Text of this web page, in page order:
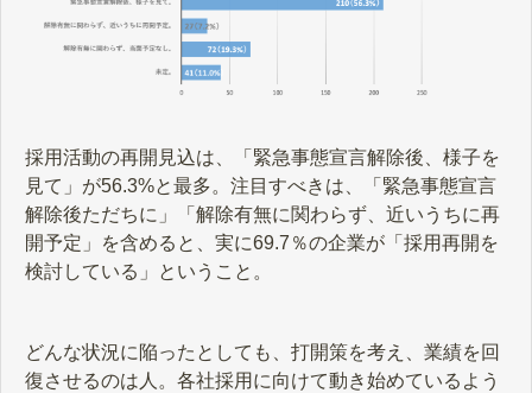
採用活動の再開見込は、「緊急事態宣言解除後、様子を
見て」が56.3%と最多。注目すべきは、「緊急事態宣言
解除後ただちに」「解除有無に関わらず、近いうちに再
開予定」を含めると、実に69.7％の企業が「採用再開を
検討している」ということ。
どんな状況に陥ったとしても、打開策を考え、業績を回
復させるのは人。各社採用に向けて動き始めているよう